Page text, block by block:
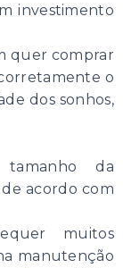
investimento
quer comprar
o
dos sonhos,
da
acordo com
muitos
manutenção